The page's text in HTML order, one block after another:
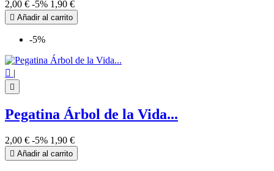
2,00 € -5% 1,90 €
 Añadir al carrito
-5%
 |

Pegatina Árbol de la Vida...
2,00 € -5% 1,90 €
 Añadir al carrito